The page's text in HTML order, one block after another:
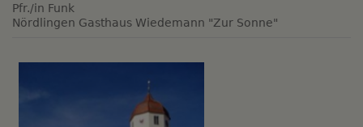
Pfr./in Funk
Nördlingen Gasthaus Wiedemann "Zur Sonne"